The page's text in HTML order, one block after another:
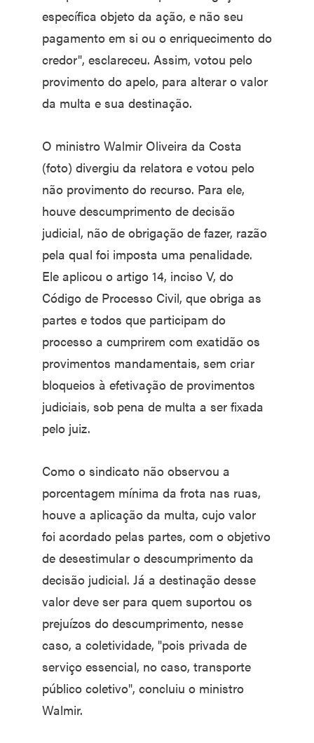
específica objeto da ação, e não seu
pagamento em si ou o enriquecimento do
credor", esclareceu. Assim, votou pelo
provimento do apelo, para alterar o valor
da multa e sua destinação.
O ministro Walmir Oliveira da Costa
(foto) divergiu da relatora e votou pelo
não provimento do recurso. Para ele,
houve descumprimento de decisão
judicial, não de obrigação de fazer, razão
pela qual foi imposta uma penalidade.
Ele aplicou o artigo 14, inciso V, do
Código de Processo Civil, que obriga as
partes e todos que participam do
processo a cumprirem com exatidão os
provimentos mandamentais, sem criar
bloqueios à efetivação de provimentos
judiciais, sob pena de multa a ser fixada
pelo juiz.
Como o sindicato não observou a
porcentagem mínima da frota nas ruas,
houve a aplicação da multa, cujo valor
foi acordado pelas partes, com o objetivo
de desestimular o descumprimento da
decisão judicial. Já a destinação desse
valor deve ser para quem suportou os
prejuízos do descumprimento, nesse
caso, a coletividade, "pois privada de
serviço essencial, no caso, transporte
público coletivo", concluiu o ministro
Walmir.